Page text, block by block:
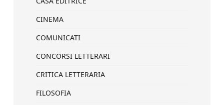
CINEMA
COMUNICATI
CONCORSI LETTERARI
CRITICA LETTERARIA
FILOSOFIA